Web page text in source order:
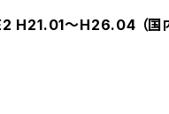
H21.01～H26.04 （国